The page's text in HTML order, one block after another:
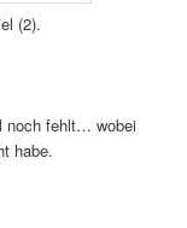
(2).
noch fehlt… wobei
habe.